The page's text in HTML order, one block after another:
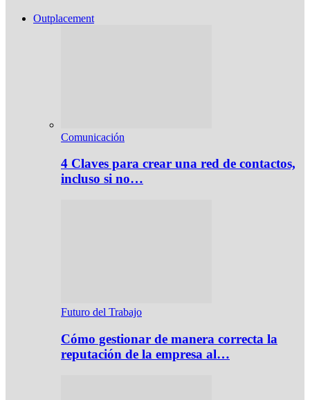
Outplacement
Comunicación
4 Claves para crear una red de contactos,
incluso si no…
Futuro del Trabajo
Cómo gestionar de manera correcta la
reputación de la empresa al…